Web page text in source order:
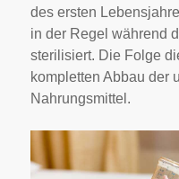
des ersten
in der Regel während
sterilisiert. Die Folge
kompletten Abbau der
Nahrungsmittel.